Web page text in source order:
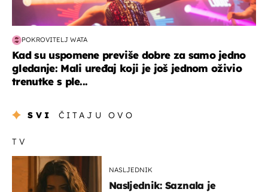
POKROVITELJ WATA
Kad su uspomene previše dobre za samo jedno
gledanje: Mali uređaj koji je još jednom oživio
trenutke s ple...
SVI ČITAJU OVO
TV
NASLJEDNIK
Nasljednik: Saznala je